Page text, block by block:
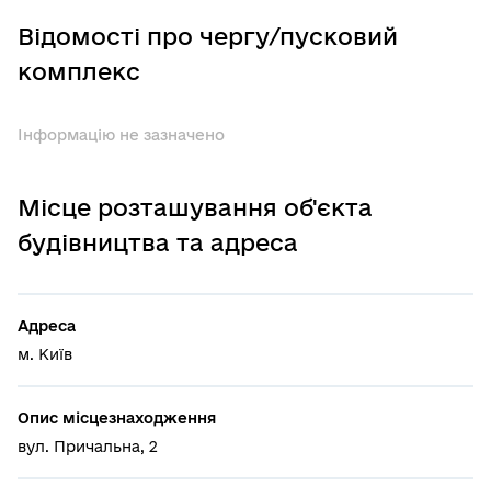
Відомості про чергу/пусковий
комплекс
Інформацію не зазначено
Місце розташування об'єкта
будівництва та адреса
Адреса
м. Київ
Опис місцезнаходження
вул. Причальна, 2